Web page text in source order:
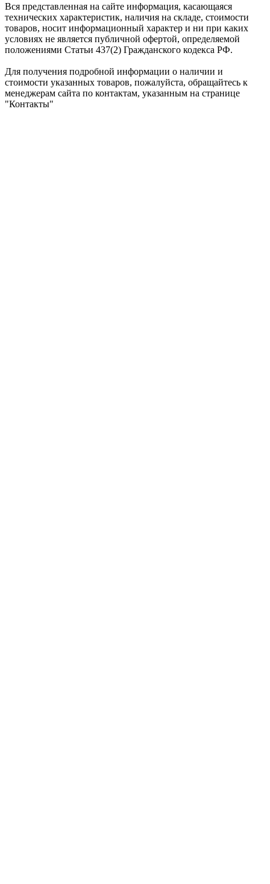
Вся представленная на сайте информация, касающаяся
технических характеристик, наличия на складе, стоимости
товаров, носит информационный характер и ни при каких
условиях не является публичной офертой, определяемой
положениями Статьи 437(2) Гражданского кодекса РФ.
Для получения подробной информации о наличии и
стоимости указанных товаров, пожалуйста, обращайтесь к
менеджерам сайта по контактам, указанным на странице
"Контакты"